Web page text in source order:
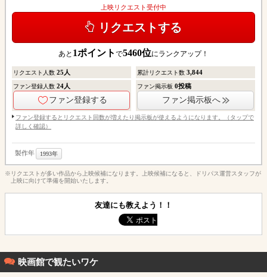
上映リクエスト受付中
リクエストする
あと 1ポイント で5460位にランクアップ！
リクエスト人数 25 人 累計リクエスト数3,844
ファン登録人数 24人
ファン登録する
ファン掲示板0投稿
ファン掲示板へ
ファン登録するとリクエスト回数が増えたり掲示板が使えるようになります。（タップで
詳しく確認）
製作年 1993年
※リクエストが多い作品から上映候補になります。上映候補になると、ドリパス運営スタッフが
上映に向けて準備を開始いたします。
友達にも教えよう！！
映画館で観たいワケ